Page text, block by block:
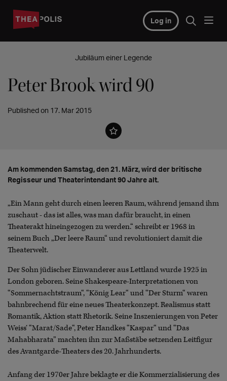
Log in
Jubiläum einer Legende
Peter Brook wird 90
Published on 17. Mar 2015
Am kommenden Samstag, den 21. März, wird der britische
Regisseur und Theaterintendant 90 Jahre alt.
„Ein Mann geht durch einen leeren Raum, während jemand ihm
zuschaut - das ist alles, was man dafür braucht, in einen
Theaterakt hineingezogen zu werden.“ schreibt er 1968 in
seinem Buch „Der leere Raum“ und revolutioniert damit die
Theaterwelt.
Der Sohn jüdischer Einwanderer aus Lettland wurde 1925 in
London geboren. Seine Shakespeare-Interpretationen von
“Sommernachtstraum“, “König Lear“ und “Der Sturm“ waren
bahnbrechend für eine neues Theaterkonzept. Realismus statt
Romantik, Aktion statt Rhetorik. Seine Inszenierungen von Peter
Weiss‘ “Marat/Sade“, Peter Handkes “Kaspar“ und “Das
Mahabharata” machten ihn zur Maßstäbe setzenden Leitfigur
des Avantgarde-Theaters des 20. Jahrhunderts.
Anfang der 1970er Jahre beklagte er die Kommerzialisierung des